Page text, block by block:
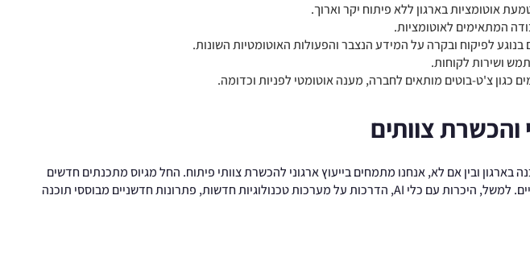
אוטומציות בארגון ללא פיתוח יקר וארוך.
המתאימים לאוטומציות.
בנוגע לפיקוח ובקרה על המידע הנצבר והפעולות האוטומטיות השונות.
ושירות לקוחות.
כגון צ'ט-בוטים מותאים לחברה, מענה אוטומטי לפניות וכדומה.
והכשרת צוותים
בארגון ובין אם לא, אנחנו מתמחים בייעוץ ארגוני להכשרת צוותי פיתוח. החל מגיוס מתכנתים חדשים
וכלה בשדרוג הצוות הקיים. למשל, היכרות עם כלי AI, הדרכות על מערכות טכנולוגיות חדשות, פתרונות חדשניים מבוססי תוכנה